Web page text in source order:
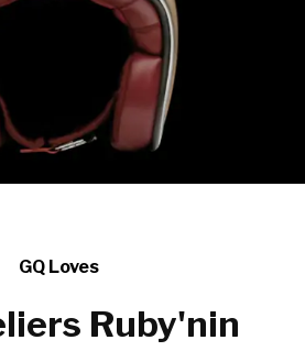
GQ Loves
Ruby'nin